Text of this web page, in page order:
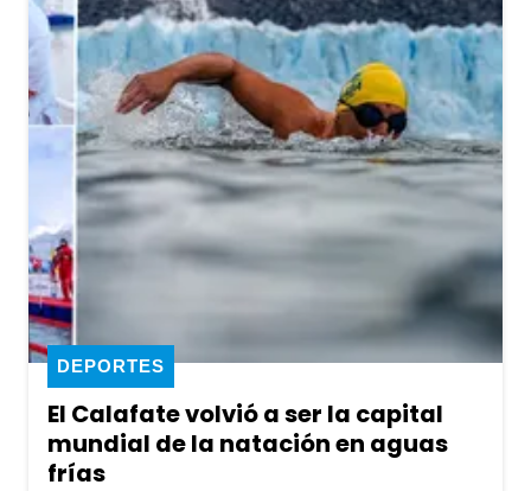
El Calafate volvió a ser la capital
mundial de la natación en aguas
frías
DEPORTES